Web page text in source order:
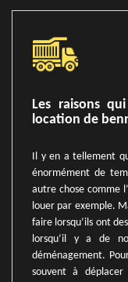
Les raisons
location de
Il y en a tellement
énormément de
autre chose comme
louer par exemple.
faire lorsqu’ils ont
lorsqu’il y a de
déménagement.
souvent à